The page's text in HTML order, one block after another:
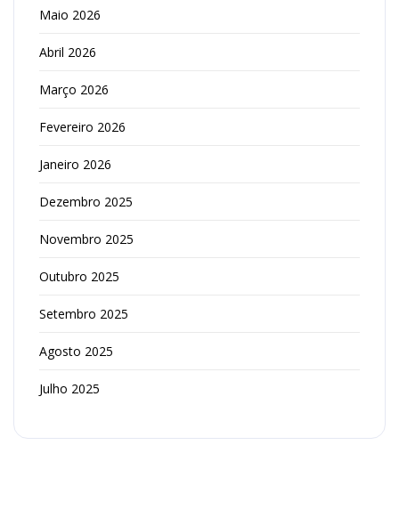
Maio 2026
Abril 2026
Março 2026
Fevereiro 2026
Janeiro 2026
Dezembro 2025
Novembro 2025
Outubro 2025
Setembro 2025
Agosto 2025
Julho 2025